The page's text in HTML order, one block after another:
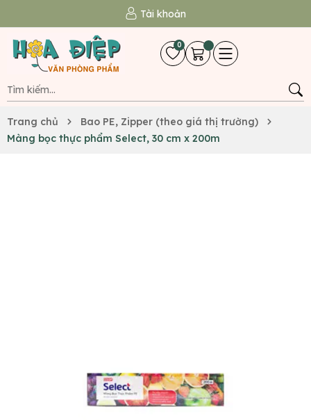
Tài khoản
0
Trang chủ
Bao PE, Zipper (theo giá thị trường)
Màng bọc thực phẩm Select, 30 cm x 200m